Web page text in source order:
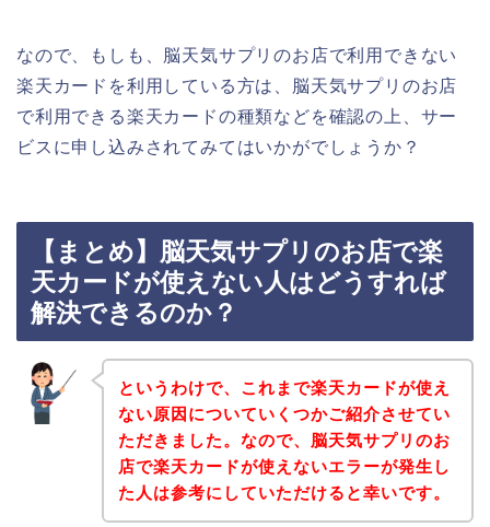
なので、もしも、脳天気サプリのお店で利用できない
楽天カードを利用している方は、脳天気サプリのお店
で利用できる楽天カードの種類などを確認の上、サー
ビスに申し込みされてみてはいかがでしょうか？
【まとめ】脳天気サプリのお店で楽
天カードが使えない人はどうすれば
解決できるのか？
というわけで、これまで楽天カードが使え
ない原因についていくつかご紹介させてい
ただきました。なので、脳天気サプリのお
店で楽天カードが使えないエラーが発生し
た人は参考にしていただけると幸いです。